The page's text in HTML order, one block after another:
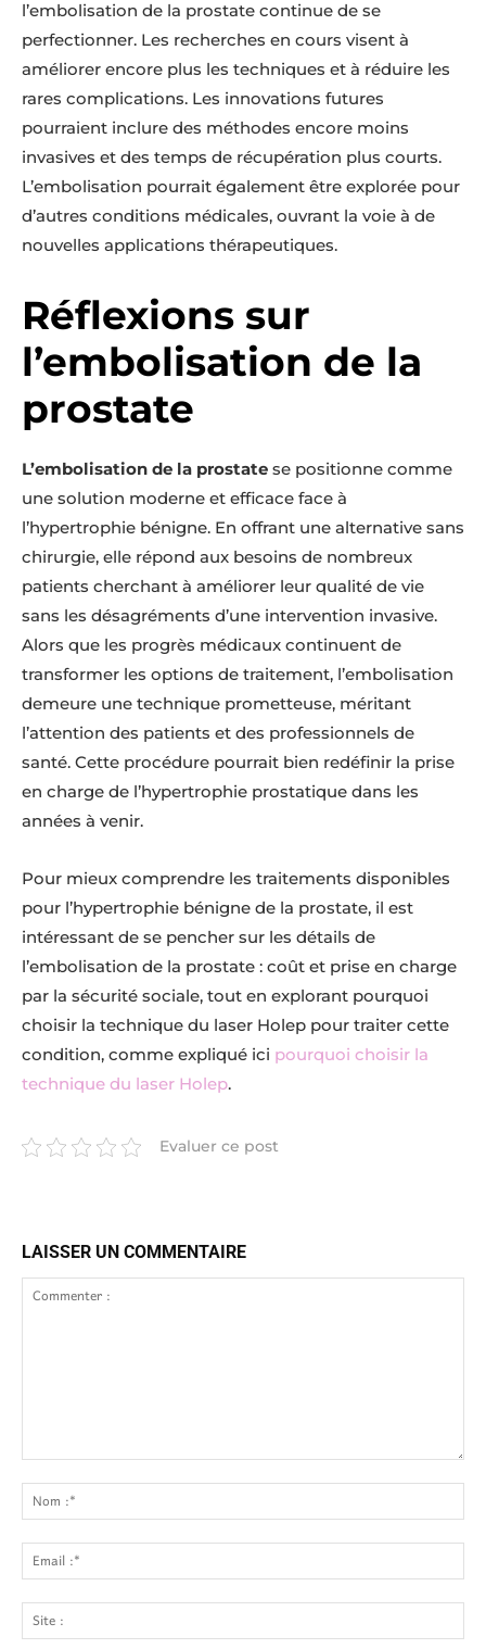
l’embolisation de la prostate continue de se
perfectionner. Les recherches en cours visent à
améliorer encore plus les techniques et à réduire les
rares complications. Les innovations futures
pourraient inclure des méthodes encore moins
invasives et des temps de récupération plus courts.
L’embolisation pourrait également être explorée pour
d’autres conditions médicales, ouvrant la voie à de
nouvelles applications thérapeutiques.
Réflexions sur
l’embolisation de la
prostate
L’embolisation de la prostate se positionne comme
une solution moderne et efficace face à
l’hypertrophie bénigne. En offrant une alternative sans
chirurgie, elle répond aux besoins de nombreux
patients cherchant à améliorer leur qualité de vie
sans les désagréments d’une intervention invasive.
Alors que les progrès médicaux continuent de
transformer les options de traitement, l’embolisation
demeure une technique prometteuse, méritant
l’attention des patients et des professionnels de
santé. Cette procédure pourrait bien redéfinir la prise
en charge de l’hypertrophie prostatique dans les
années à venir.
Pour mieux comprendre les traitements disponibles
pour l’hypertrophie bénigne de la prostate, il est
intéressant de se pencher sur les détails de
l’embolisation de la prostate : coût et prise en charge
par la sécurité sociale, tout en explorant pourquoi
choisir la technique du laser Holep pour traiter cette
condition, comme expliqué ici pourquoi choisir la
technique du laser Holep.
Evaluer ce post
LAISSER UN COMMENTAIRE
:
:*
:*
: